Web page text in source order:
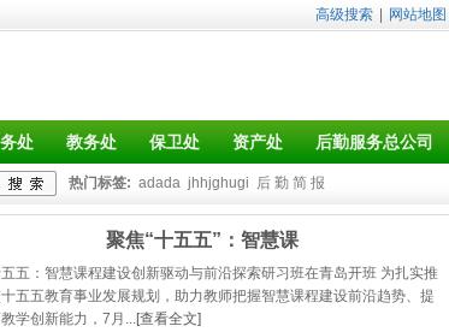
高级搜索 网站地图
处 教务处 保卫处 资产处 后勤服务总公司
热门标签: adada jhhjghugi 后 勤 简 报
聚焦“十五五”：智慧课
五：智慧课程建设创新驱动与前沿探索研习班在青岛开班 为扎实推
五五教育事业发展规划，助力教师把握智慧课程建设前沿趋势、提
学创新能力，7月...[查看全文]